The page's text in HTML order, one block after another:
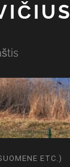
ETC.)